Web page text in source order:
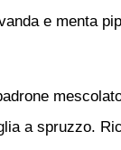
e menta
a spruzzo.